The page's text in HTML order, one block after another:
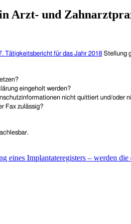
Arzt- und
Tätigkeitsbericht für das Jahr 2018 Stellung
eingeholt werden?
nicht quittiert und/oder
Fax zulässig?
eines Implantateregisters – werden